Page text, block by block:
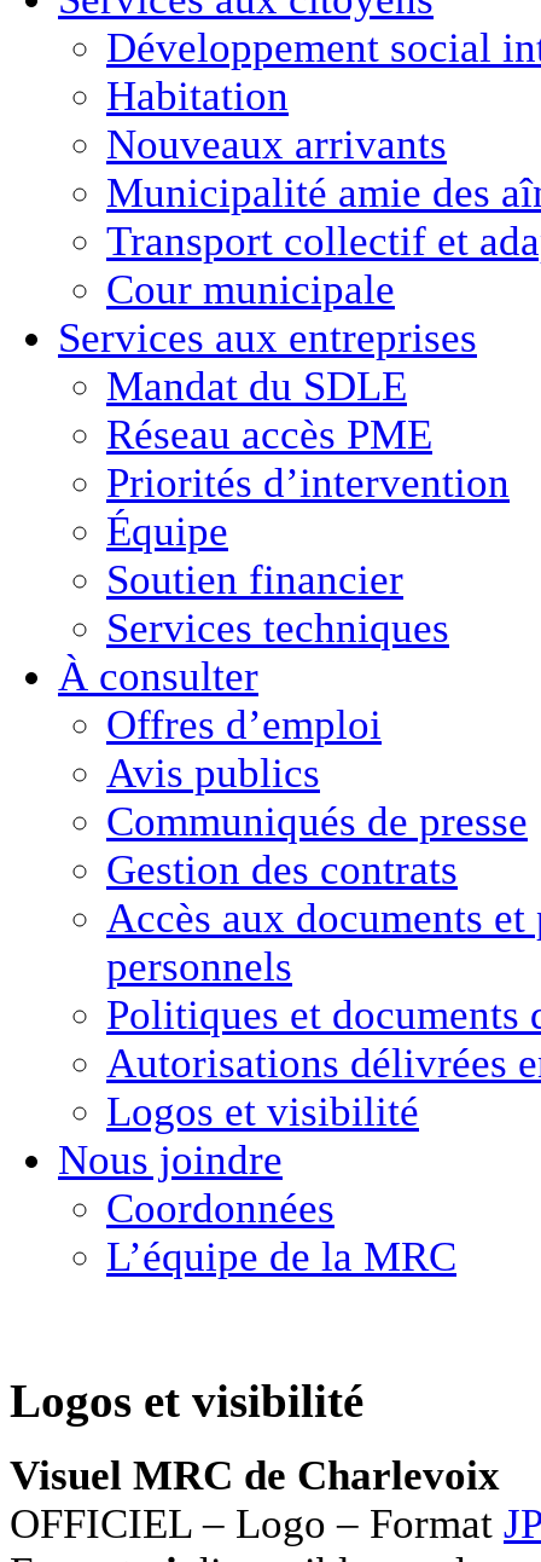
Développement social
Habitation
Nouveaux arrivants
Municipalité amie des
Transport collectif et
Cour municipale
Services aux entreprises
Mandat du SDLE
Réseau accès PME
Priorités d’intervention
Équipe
Soutien financier
Services techniques
À consulter
Offres d’emploi
Avis publics
Communiqués de presse
Gestion des contrats
Accès aux documents et
personnels
Politiques et documents
Autorisations délivrées
Logos et visibilité
Nous joindre
Coordonnées
L’équipe de la MRC
Logos et visibilité
Visuel MRC de Charlevoix
OFFICIEL – Logo – Format